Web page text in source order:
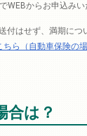
WEBからお申込み
付はせず、満期に
ちら（自動車保険の場
合は？